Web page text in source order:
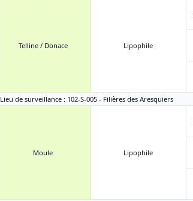
Telline / Donace Lipophile
Lieu de surveillance : 102-S-005 - Filières des Aresquiers
Moule Lipophile